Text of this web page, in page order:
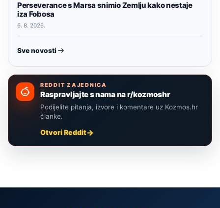
Perseverance s Marsa snimio Zemlju kako nestaje
iza Fobosa
6. 8. 2026.
Sve novosti
REDDIT ZAJEDNICA
Raspravljajte s nama na r/kozmoshr
Podijelite pitanja, izvore i komentare uz Kozmos.hr
članke.
Otvori Reddit